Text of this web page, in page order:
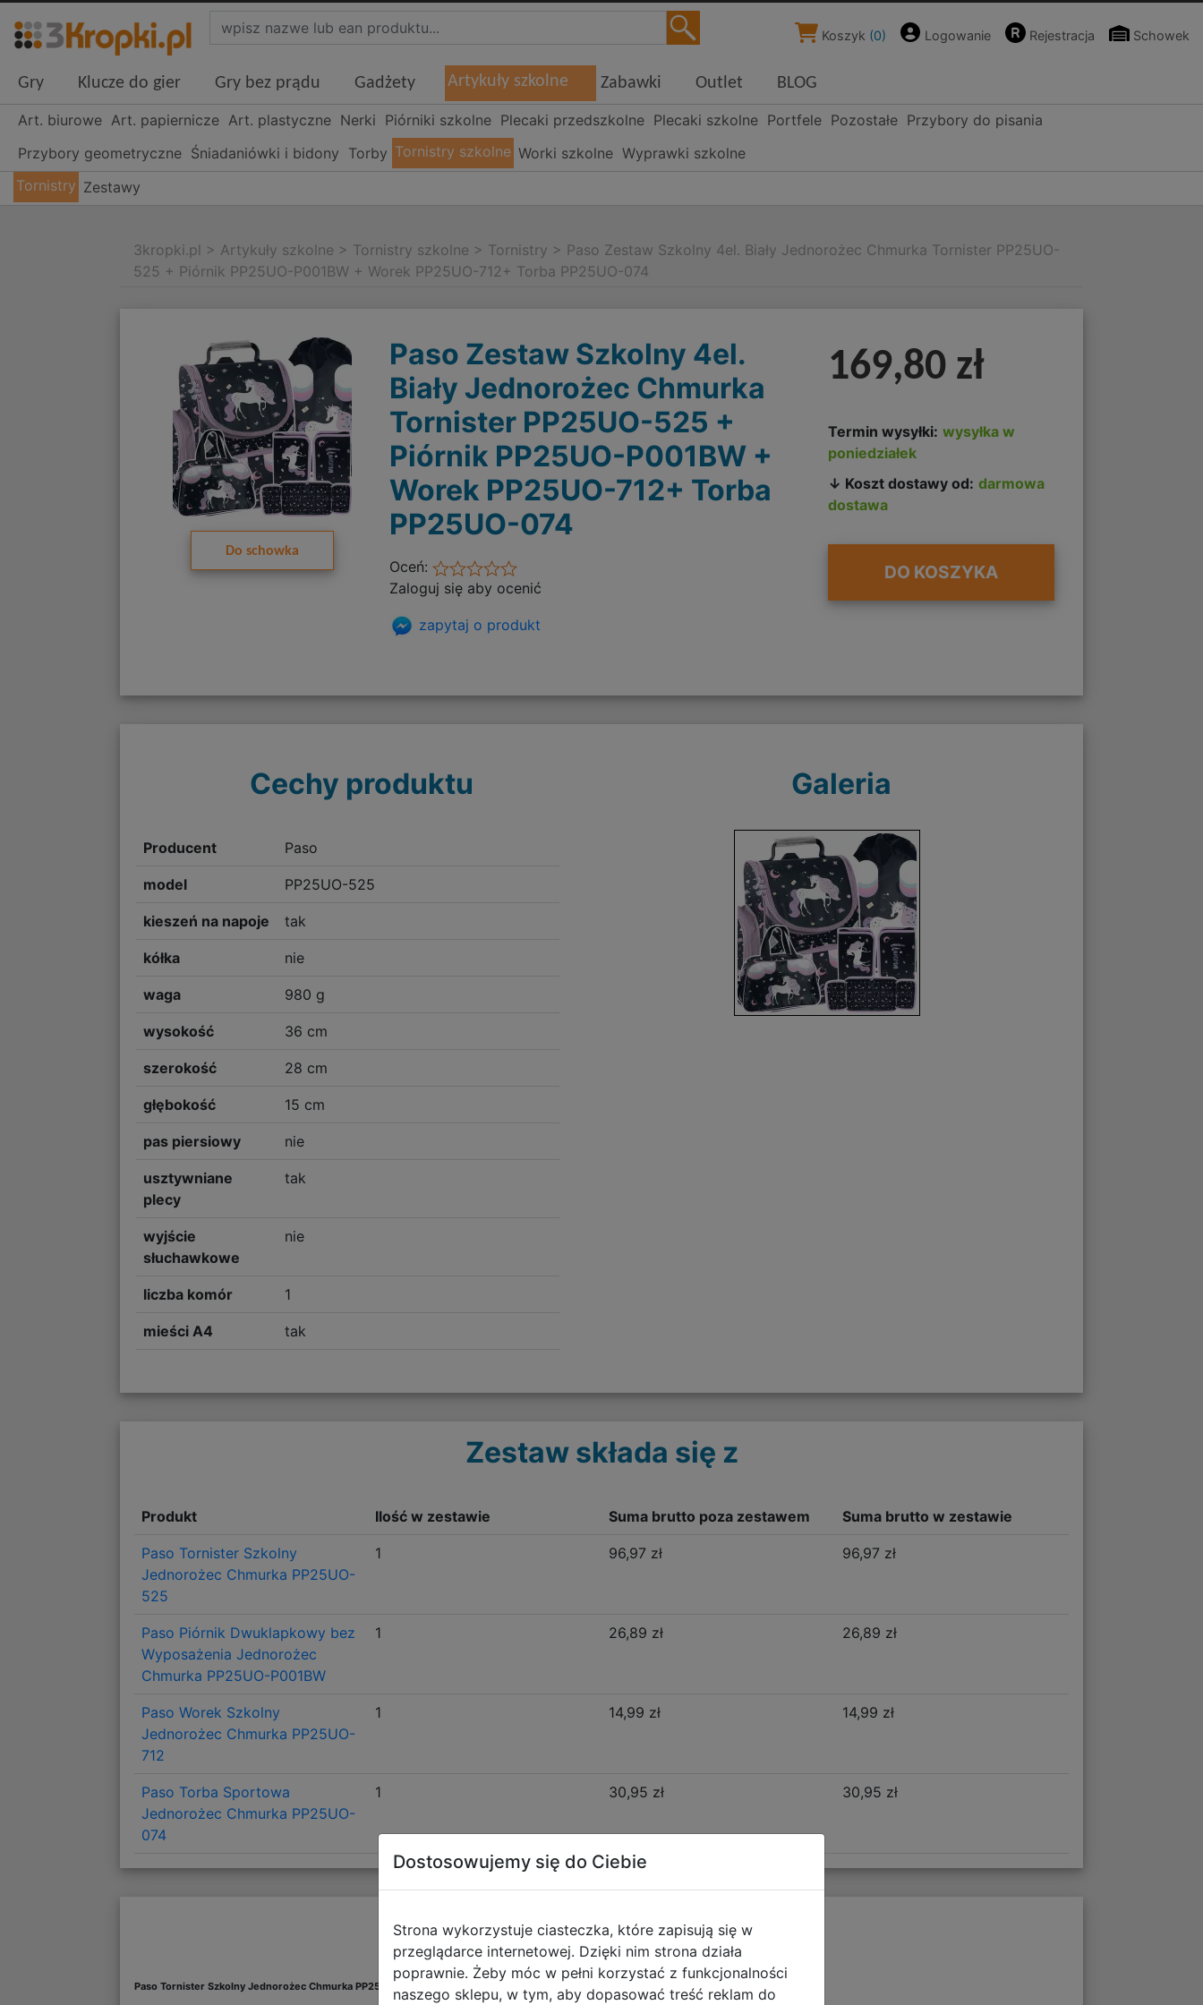
Koszyk (0) Logowanie Rejestracja Schowek
Gry Klucze do gier Gry bez prądu Gadżety Artykuły szkolne Zabawki Outlet BLOG
Art. biurowe Art. papiernicze Art. plastyczne Nerki Piórniki szkolne Plecaki przedszkolne Plecaki szkolne Portfele Pozostałe Przybory do pisania
Przybory geometryczne Śniadaniówki i bidony Torby Tornistry szkolne Worki szkolne Wyprawki szkolne
Tornistry Zestawy
3kropki.pl > Artykuły szkolne > Tornistry szkolne > Tornistry > Paso Zestaw Szkolny 4el. Biały Jednorożec Chmurka Tornister PP25UO-
525 + Piórnik PP25UO-P001BW + Worek PP25UO-712+ Torba PP25UO-074
Do schowka
Paso Zestaw Szkolny 4el.
Biały Jednorożec Chmurka
Tornister PP25UO-525 +
Piórnik PP25UO-P001BW +
Worek PP25UO-712+ Torba
PP25UO-074
Oceń:
Zaloguj się aby ocenić
zapytaj o produkt
169,80 zł
Termin wysyłki: wysyłka w
poniedziałek
↓ Koszt dostawy od: darmowa
dostawa
DO KOSZYKA
Cechy produktu
Producent Paso
model PP25UO-525
kieszeń na napoje tak
kółka nie
waga 980 g
wysokość 36 cm
szerokość 28 cm
głębokość 15 cm
pas piersiowy nie
usztywniane
plecy
tak
wyjście
słuchawkowe
nie
liczba komór 1
mieści A4 tak
Galeria
Zestaw składa się z
Produkt Ilość w zestawie Suma brutto poza zestawem Suma brutto w zestawie
Paso Tornister Szkolny
Jednorożec Chmurka PP25UO-
525
1 96,97 zł 96,97 zł
Paso Piórnik Dwuklapkowy bez
Wyposażenia Jednorożec
Chmurka PP25UO-P001BW
1 26,89 zł 26,89 zł
Paso Worek Szkolny
Jednorożec Chmurka PP25UO-
712
1 14,99 zł 14,99 zł
Paso Torba Sportowa
Jednorożec Chmurka PP25UO-
074
1 30,95 zł 30,95 zł
Opis produktu
Paso Tornister Szkolny Jednorożec Chmurka PP25UO-525
Dostosowujemy się do Ciebie
Strona wykorzystuje ciasteczka, które zapisują się w
przeglądarce internetowej. Dzięki nim strona działa
poprawnie. Żeby móc w pełni korzystać z funkcjonalności
naszego sklepu, w tym, aby dopasować treść reklam do